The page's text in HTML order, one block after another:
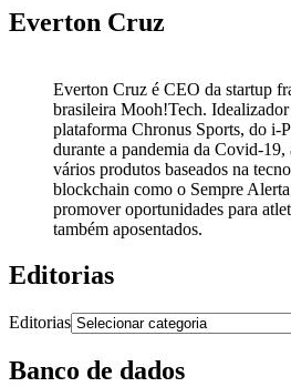
Everton Cruz
Everton Cruz é CEO da startup
brasileira Mooh!Tech. Idealizador
plataforma Chronus Sports, do i-
durante a pandemia da Covid-19,
vários produtos baseados na
blockchain como o Sempre
promover oportunidades para
também aposentados.
Editorias
Editorias
Banco de dados